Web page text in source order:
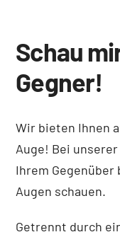
Schau
Gegner!
Wir bieten Ihnen
Auge! Bei
Ihrem
Augen schauen.
Getrennt durch